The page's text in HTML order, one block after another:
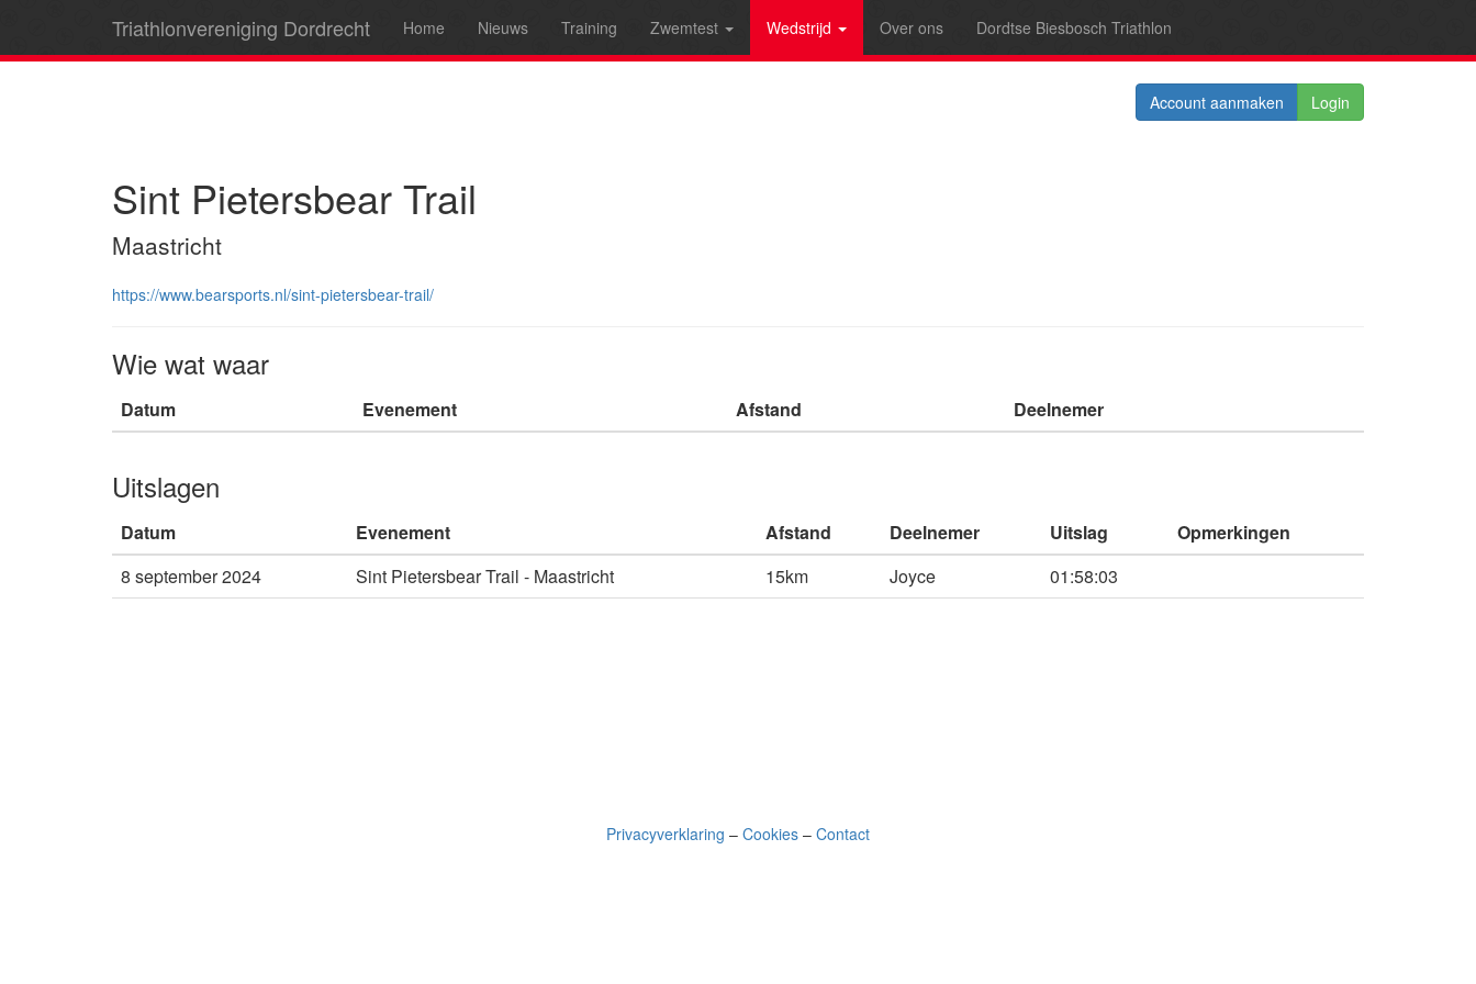
Triathlonvereniging Dordrecht Home Nieuws Training Zwemtest Wedstrijd Over ons Dordtse Biesbosch Triathlon
Account aanmaken Login
Sint Pietersbear Trail
Maastricht
https://www.bearsports.nl/sint-pietersbear-trail/
Wie wat waar
Datum Evenement Afstand Deelnemer
Uitslagen
Datum Evenement Afstand Deelnemer Uitslag
Opmerkingen
8 september 2024
Sint Pietersbear Trail - Maastricht 15km Joyce 01:58:03
Privacyverklaring – Cookies – Contact